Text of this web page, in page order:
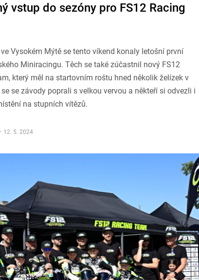
vstup do sezóny pro FS12 Racing
Vysokém Mýtě se tento víkend konaly letošní první
Miniracingu. Těch se také zúčastnil nový FS12
který měl na startovním roštu hned několik želízek v
se závody poprali s velkou vervou a někteří si odvezli i
na stupních vítězů.
12. 5. 2024